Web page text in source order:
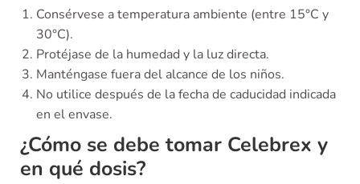
Consérvese a temperatura ambiente (entre 15°C y
30°C).
Protéjase de la humedad y la luz directa.
Manténgase fuera del alcance de los niños.
No utilice después de la fecha de caducidad indicada
en el envase.
¿Cómo se debe tomar Celebrex y
en qué dosis?